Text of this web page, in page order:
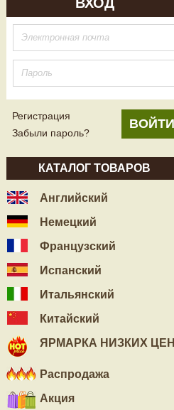
Регистрация
Забыли пароль?
КАТАЛОГ ТОВАРОВ
Английский
Немецкий
Французский
Испанский
Итальянский
Китайский
ЯРМАРКА НИЗКИХ ЦЕН
Распродажа
Акция